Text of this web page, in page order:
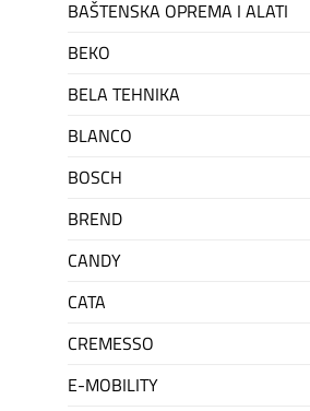
BAŠTENSKA OPREMA I ALATI
BEKO
BELA TEHNIKA
BLANCO
BOSCH
BREND
CANDY
CATA
CREMESSO
E-MOBILITY